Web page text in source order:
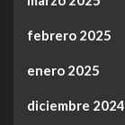
febrero 2025
enero 2025
diciembre 2024